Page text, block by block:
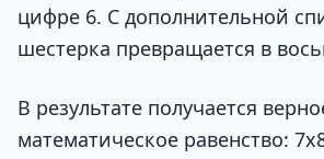
цифре 6. С дополнительной
шестерка превращается в
В результате получается
математическое равенство: